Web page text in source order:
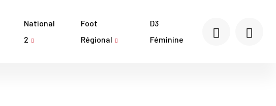
National
2
Foot
Régional
D3
Féminine